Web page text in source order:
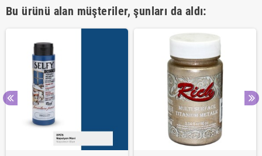
Bu ürünü alan müşteriler, şunları da aldı: